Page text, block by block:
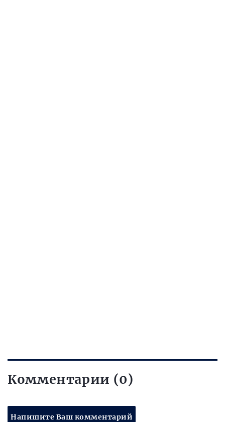
Комментарии (0)
Напишите Ваш комментарий